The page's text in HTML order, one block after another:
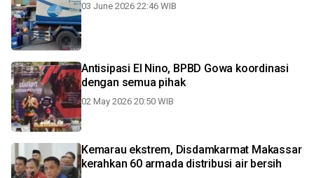
03 June 2026 22:46 WIB
Antisipasi El Nino, BPBD Gowa koordinasi
dengan semua pihak
02 May 2026 20:50 WIB
Kemarau ekstrem, Disdamkarmat Makassar
kerahkan 60 armada distribusi air bersih